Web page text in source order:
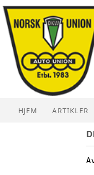
HJEM ARTIKLER